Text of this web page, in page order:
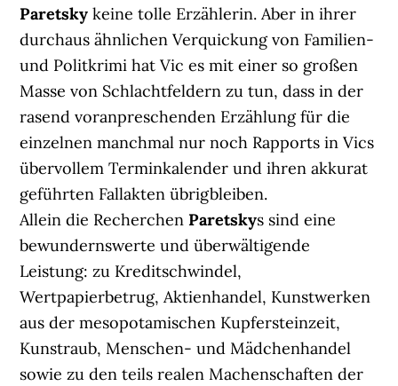
Paretsky keine tolle Erzählerin. Aber in ihrer
durchaus ähnlichen Verquickung von Familien-
und Politkrimi hat Vic es mit einer so großen
Masse von Schlachtfeldern zu tun, dass in der
rasend voranpreschenden Erzählung für die
einzelnen manchmal nur noch Rapports in Vics
übervollem Terminkalender und ihren akkurat
geführten Fallakten übrigbleiben.
Allein die RecherchenParetskys sind eine
bewundernswerte und überwältigende
Leistung: zu Kreditschwindel,
Wertpapierbetrug, Aktienhandel, Kunstwerken
aus der mesopotamischen Kupfersteinzeit,
Kunstraub, Menschen- und Mädchenhandel
sowie zu den teils realen Machenschaften der